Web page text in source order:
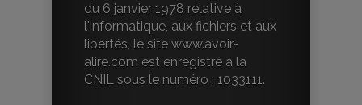
du 6 janvier 1978 relative à
l'informatique, aux fichiers et aux
libertés, le site www.avoir-
alire.com est enregistré à la
CNIL sous le numéro : 1033111.